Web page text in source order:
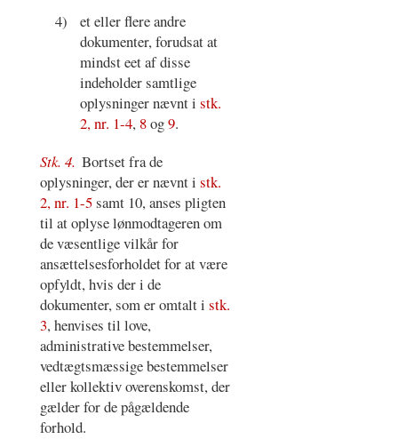
4)
et eller flere andre
dokumenter, forudsat at
mindst eet af disse
indeholder samtlige
oplysninger nævnt istk.
2, nr. 1-4, 8og9.
Stk. 4. Bortset fra de
oplysninger, der er nævnt i stk.
2, nr. 1-5samt 10, anses pligten
til at oplyse lønmodtageren om
de væsentlige vilkår for
ansættelsesforholdet for at være
opfyldt, hvis der i de
dokumenter, som er omtalt i stk.
3, henvises til love,
administrative bestemmelser,
vedtægtsmæssige bestemmelser
eller kollektiv overenskomst, der
gælder for de pågældende
forhold.